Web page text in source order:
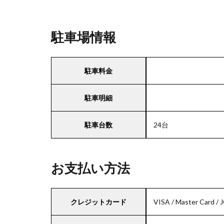
駐車場情報
駐車料金
駐車明細
駐車台数 24台
お支払い方法
クレジットカード VISA / Master Card /